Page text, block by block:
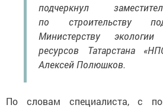
подчеркнул
по строительству
Министерству
ресурсов Татарстана
Алексей Полюшков.
По словам специалиста, с